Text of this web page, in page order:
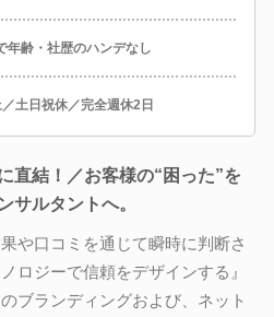
年齢・社歴のハンデなし
土日祝休／完全週休2日
直結！／お客様の“困った”を
サルタントへ。
や口コミを通じて瞬時に判断さ
ロジーで信頼をデザインする』
ブランディングおよび、ネット